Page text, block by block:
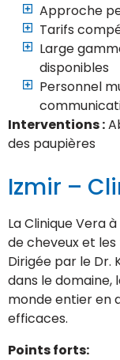
Approche
Tarifs
Large
disponibles
Personnel
Interventions :
des paupières
Izmir –
La Clinique Vera
de cheveux et
Dirigée par le Dr.
dans le domaine,
monde entier en
efficaces.
Points forts: